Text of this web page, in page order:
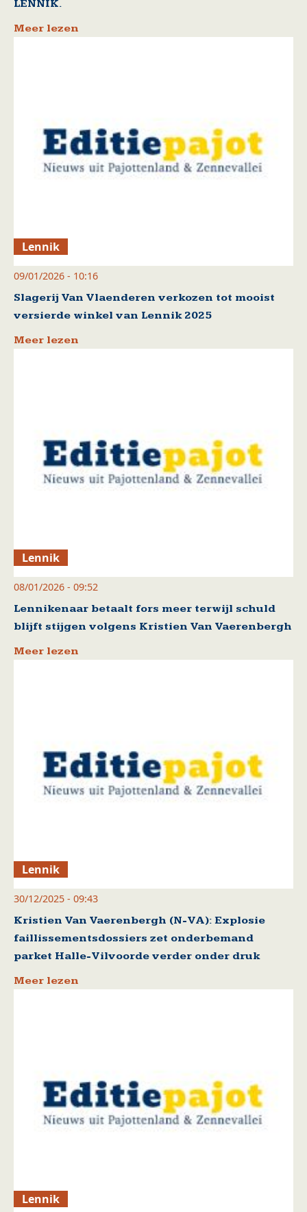
LENNIK.
Meer lezen
Lennik
09/01/2026 - 10:16
Slagerij Van Vlaenderen verkozen tot mooist
versierde winkel van Lennik 2025
Meer lezen
Lennik
08/01/2026 - 09:52
Lennikenaar betaalt fors meer terwijl schuld
blijft stijgen volgens Kristien Van Vaerenbergh
Meer lezen
Lennik
30/12/2025 - 09:43
Kristien Van Vaerenbergh (N-VA): Explosie
faillissementsdossiers zet onderbemand
parket Halle-Vilvoorde verder onder druk
Meer lezen
Lennik